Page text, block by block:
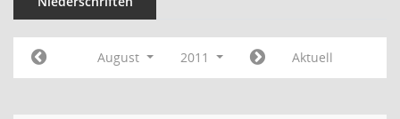
August 2011 Aktuell